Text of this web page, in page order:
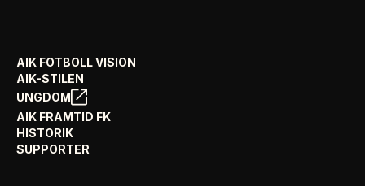
AIK FOTBOLL VISION
AIK-STILEN
UNGDOM
AIK FRAMTID FK
HISTORIK
SUPPORTER